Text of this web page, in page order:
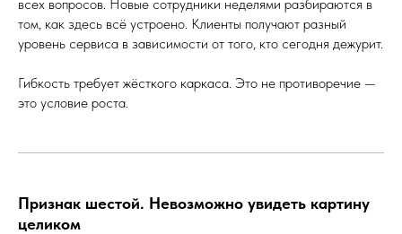
всех вопросов. Новые сотрудники неделями разбираются в
том, как здесь всё устроено. Клиенты получают разный
уровень сервиса в зависимости от того, кто сегодня дежурит.
Гибкость требует жёсткого каркаса. Это не противоречие —
это условие роста.
Признак шестой. Невозможно увидеть картину
целиком